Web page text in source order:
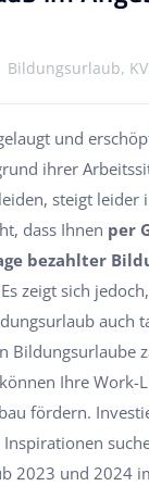
Bildungsurlaub,
und
ihrer
steigt leider
dass Ihnen per
bezahlter
zeigt sich
auch
Bildungsurlaube
Ihre Work-
fördern.
Inspirationen
2023 und 2024